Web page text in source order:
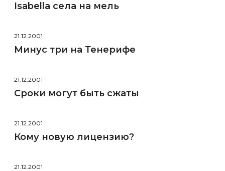
Isabella села на мель
21.12.2001
Минус три на Тенерифе
21.12.2001
Сроки могут быть сжаты
21.12.2001
Кому новую лицензию?
21.12.2001